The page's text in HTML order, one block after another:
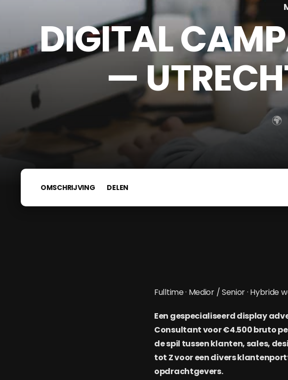
DIGITAL
—
🌍️
OMSCHRIJVING DELEN
Fulltime · Medior / Senior · Hybride
Een gespecialiseerd display
Consultant voor €4.500 bruto
de spil tussen klanten, sales,
tot Z voor een divers
opdrachtgevers.